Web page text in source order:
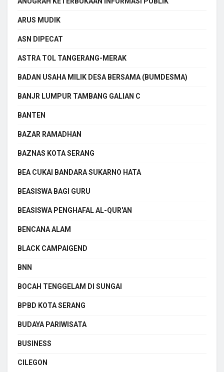
ARUS MUDIK
ASN DIPECAT
ASTRA TOL TANGERANG-MERAK
BADAN USAHA MILIK DESA BERSAMA (BUMDESMA)
BANJR LUMPUR TAMBANG GALIAN C
BANTEN
BAZAR RAMADHAN
BAZNAS KOTA SERANG
BEA CUKAI BANDARA SUKARNO HATA
BEASISWA BAGI GURU
BEASISWA PENGHAFAL AL-QUR'AN
BENCANA ALAM
BLACK CAMPAIGEND
BNN
BOCAH TENGGELAM DI SUNGAI
BPBD KOTA SERANG
BUDAYA PARIWISATA
BUSINESS
CILEGON